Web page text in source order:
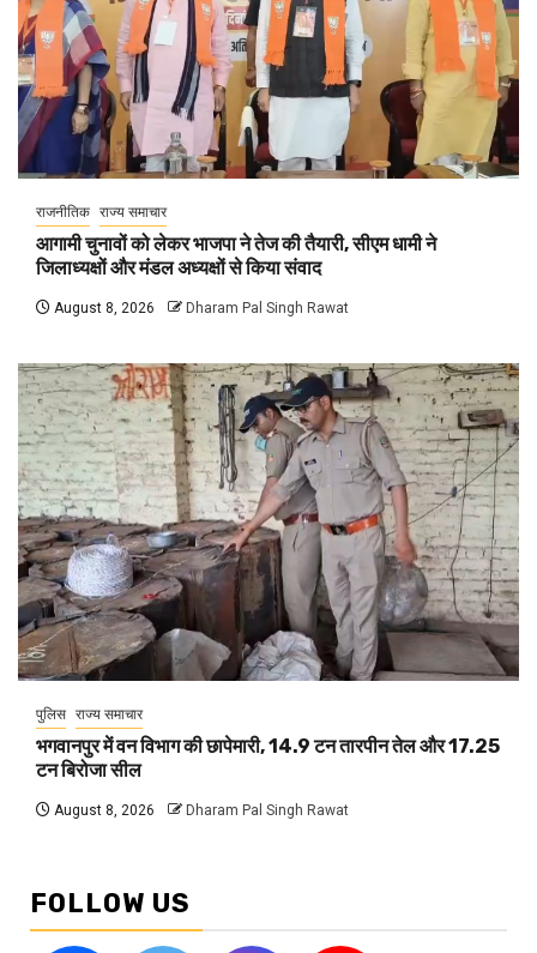
राजनीतिक राज्य समाचार
आगामी चुनावों को लेकर भाजपा ने तेज की तैयारी, सीएम धामी ने
जिलाध्यक्षों और मंडल अध्यक्षों से किया संवाद
August 8, 2026 Dharam Pal Singh Rawat
पुलिस राज्य समाचार
भगवानपुर में वन विभाग की छापेमारी, 14.9 टन तारपीन तेल और 17.25
टन बिरोजा सील
August 8, 2026 Dharam Pal Singh Rawat
FOLLOW US